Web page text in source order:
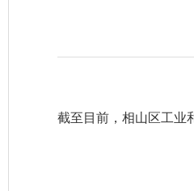
截至目前，相山区工业